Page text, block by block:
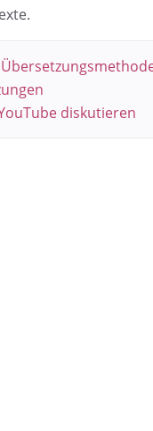
diskutieren